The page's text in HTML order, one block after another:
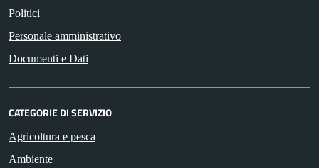
Politici
Personale amministrativo
Documenti e Dati
CATEGORIE DI SERVIZIO
Agricoltura e pesca
Ambiente